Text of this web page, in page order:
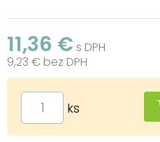
11,36 € s DPH
9,23 € bez DPH
ks